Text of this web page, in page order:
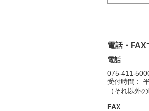
電話・FAX
電話
075-411-
受付時間：
（それ以外
FAX